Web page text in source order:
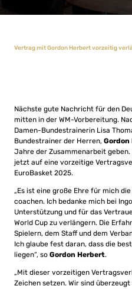
Vertrag mit Gordon Herbert vorzeitig
Nächste gute Nachricht für den
mitten in der WM-Vorbereitung.
Damen-Bundestrainerin Lisa
Bundestrainer der Herren,
Jahre der Zusammenarbeit
jetzt auf eine vorzeitige
EuroBasket 2025.
„Es ist eine große Ehre für mich
coachen. Ich bedanke mich bei
Unterstützung und für das
World Cup zu verlängern. Die
Spielern, dem Staff und dem
Ich glaube fest daran, dass die
liegen“, so Gordon Herbert.
„Mit dieser vorzeitigen
Zeichen setzen. Wir sind